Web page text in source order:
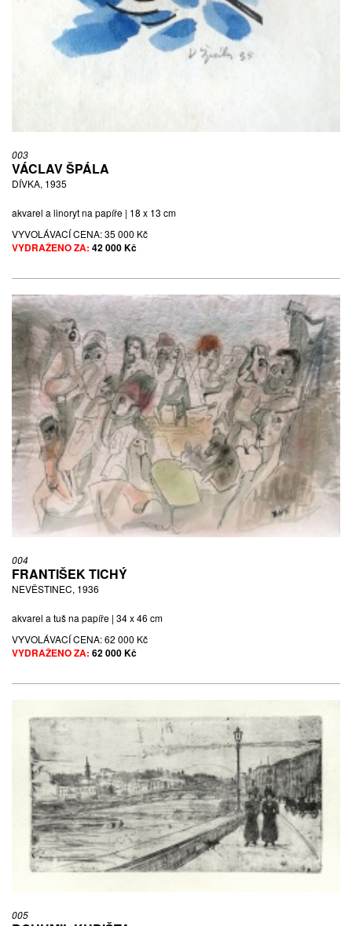
003
VÁCLAV ŠPÁLA
DÍVKA, 1935
akvarel a linoryt na papíře | 18 x 13 cm
VYVOLÁVACÍ CENA:35 000 Kč
VYDRAŽENO ZA: 42 000 Kč
004
FRANTIŠEK TICHÝ
NEVĚSTINEC, 1936
akvarel a tuš na papíře | 34 x 46 cm
VYVOLÁVACÍ CENA:62 000 Kč
VYDRAŽENO ZA: 62 000 Kč
005